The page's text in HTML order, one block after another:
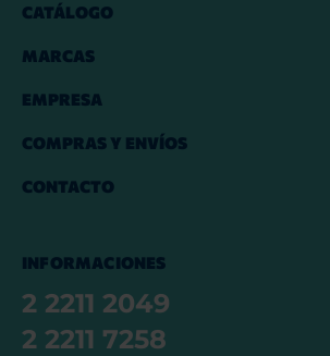
CATÁLOGO
MARCAS
EMPRESA
COMPRAS Y ENVÍOS
CONTACTO
INFORMACIONES
2 2211 2049
2 2211 7258